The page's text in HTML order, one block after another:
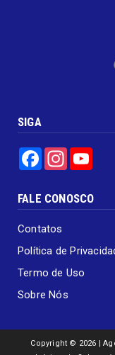
SIGA
FacebookInstagram
FALE CONOSCO
Contatos
Política de
Termo de Uso
Sobre Nós
Copyright © 2026 |